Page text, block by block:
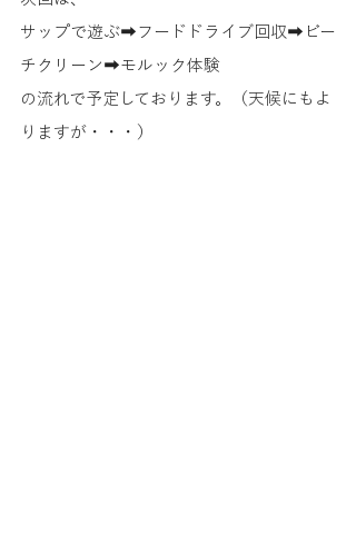
サップで遊ぶ➡フードドライブ回収➡ビー
チクリーン➡モルック体験
の流れで予定しております。（天候にもよ
りますが・・・）